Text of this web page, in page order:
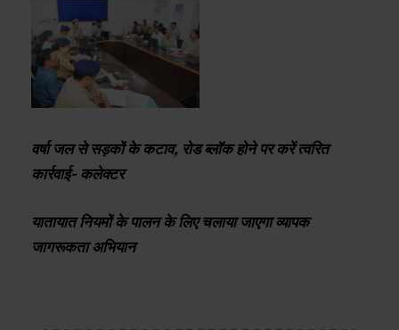
वर्षा जल से सड़कों के कटाव, रोड ब्लॉक होने पर करें त्वरित
कार्रवाई- कलेक्टर
यातायात नियमों के पालन के लिए चलाया जाएगा व्यापक
जागरूकता अभियान